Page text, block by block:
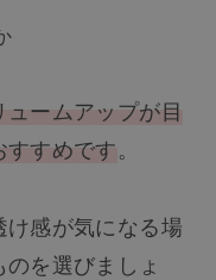
ームアップが目
すめです。
感が気になる場
を選びましょ